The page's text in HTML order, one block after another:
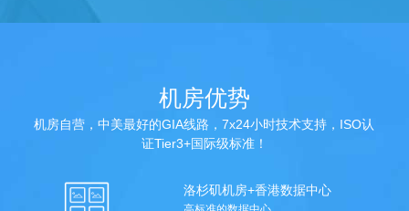
机房优势
机房自营，中美最好的GIA线路，7x24小时技术支持，ISO认
证Tier3+国际级标准！
洛杉矶机房+香港数据中心